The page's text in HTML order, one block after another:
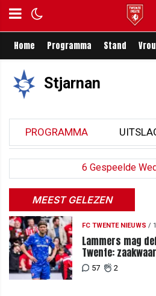
Home Programma Stand
Stjarnan
PROGRAMMA
6 Gespeelde
MEEST GELEZEN
FC TWENTE NIEUWS /
Lammers mag
Twente:
vanwege komst
57 2